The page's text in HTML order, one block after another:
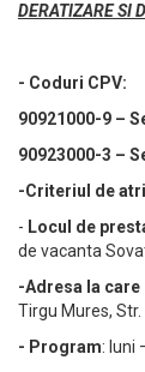
DERATIZARE SI
- Coduri CPV:
90921000-9 –
90923000-3 –
-Criteriul de
- Locul de
de vacanta
-Adresa la
Tirgu Mures,
- Program: luni